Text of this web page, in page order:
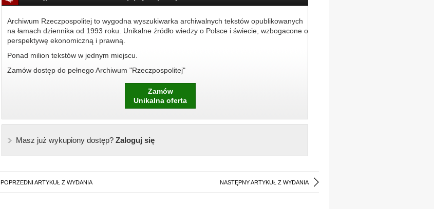
Archiwum Rzeczpospolitej to wygodna wyszukiwarka archiwalnych tekstów opublikowanych
na łamach dziennika od 1993 roku. Unikalne źródło wiedzy o Polsce i świecie, wzbogacone o
perspektywę ekonomiczną i prawną.
Ponad milion tekstów w jednym miejscu.
Zamów dostęp do pełnego Archiwum "Rzeczpospolitej"
Zamów
Unikalna oferta
Masz już wykupiony dostęp?Zaloguj się
POPRZEDNI ARTYKUŁ Z WYDANIA NASTĘPNY ARTYKUŁ Z WYDANIA